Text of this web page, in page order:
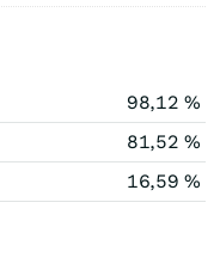
98,12 %
81,52 %
16,59 %